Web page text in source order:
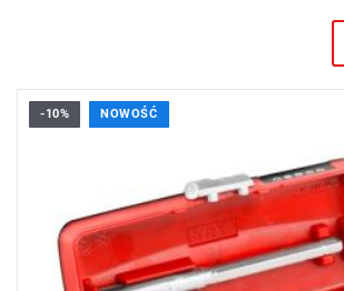
• Zakres zestawu: 6 - 13 mm
- Końcówka do nasadek ECR.1.
- 5 nasadek 1/4" OGV® GRIP: 6, 8, 10, 12, 13
- Przedłużacz 100 mm EF.R180.
• Dostarczane w kasecie BV.RPE2.
-10% NOWOŚĆ